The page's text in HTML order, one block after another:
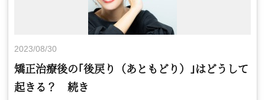
2023/08/30
矯正治療後の｢後戻り（あともどり）｣はどうして
起きる？ 続き